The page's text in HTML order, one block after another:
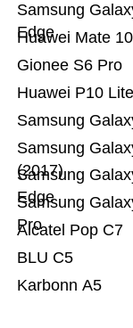
Karbonn A5
BLU C5
Alcatel Pop C7
Samsung
Pro
Samsung
Edge
Samsung
(2017)
Samsung
Huawei P10 Lite
Gionee S6 Pro
Huawei Mate
Samsung
Edge